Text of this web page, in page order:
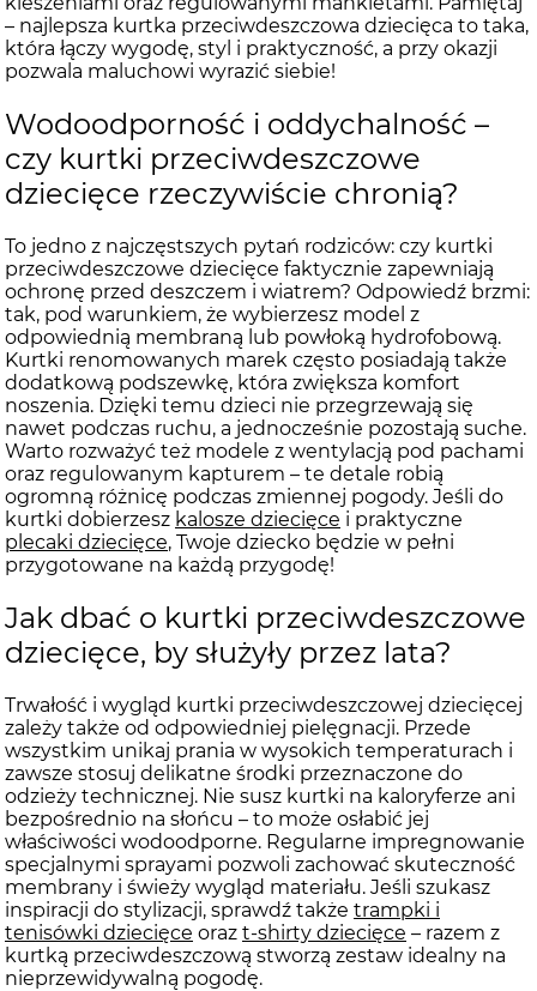
– najlepsza kurtka przeciwdeszczowa dziecięca to taka,
która łączy wygodę, styl i praktyczność, a przy okazji
pozwala maluchowi wyrazić siebie!
Wodoodporność i oddychalność –
czy kurtki przeciwdeszczowe
dziecięce rzeczywiście chronią?
To jedno z najczęstszych pytań rodziców: czy kurtki
przeciwdeszczowe dziecięce faktycznie zapewniają
ochronę przed deszczem i wiatrem? Odpowiedź brzmi:
tak, pod warunkiem, że wybierzesz model z
odpowiednią membraną lub powłoką hydrofobową.
Kurtki renomowanych marek często posiadają także
dodatkową podszewkę, która zwiększa komfort
noszenia. Dzięki temu dzieci nie przegrzewają się
nawet podczas ruchu, a jednocześnie pozostają suche.
Warto rozważyć też modele z wentylacją pod pachami
oraz regulowanym kapturem – te detale robią
ogromną różnicę podczas zmiennej pogody. Jeśli do
kurtki dobierzesz kalosze dziecięce i praktyczne
plecaki dziecięce, Twoje dziecko będzie w pełni
przygotowane na każdą przygodę!
Jak dbać o kurtki przeciwdeszczowe
dziecięce, by służyły przez lata?
Trwałość i wygląd kurtki przeciwdeszczowej dziecięcej
zależy także od odpowiedniej pielęgnacji. Przede
wszystkim unikaj prania w wysokich temperaturach i
zawsze stosuj delikatne środki przeznaczone do
odzieży technicznej. Nie susz kurtki na kaloryferze ani
bezpośrednio na słońcu – to może osłabić jej
właściwości wodoodporne. Regularne impregnowanie
specjalnymi sprayami pozwoli zachować skuteczność
membrany i świeży wygląd materiału. Jeśli szukasz
inspiracji do stylizacji, sprawdź także trampki i
tenisówki dziecięce oraz t-shirty dziecięce – razem z
kurtką przeciwdeszczową stworzą zestaw idealny na
nieprzewidywalną pogodę.